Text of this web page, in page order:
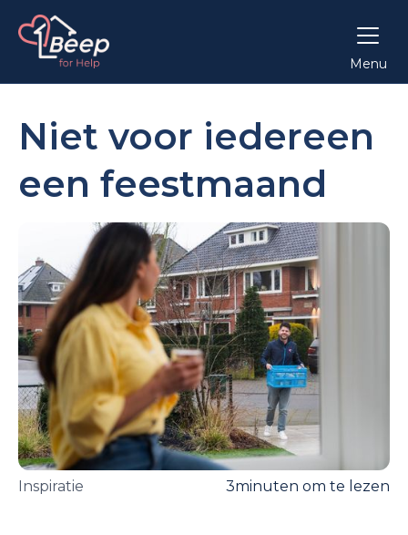
Menu
Niet voor iedereen
een feestmaand
Inspiratie 3minuten om te lezen